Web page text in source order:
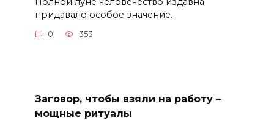
придавало особое значение.
0 353
Заговор, чтобы взяли на работу –
мощные ритуалы